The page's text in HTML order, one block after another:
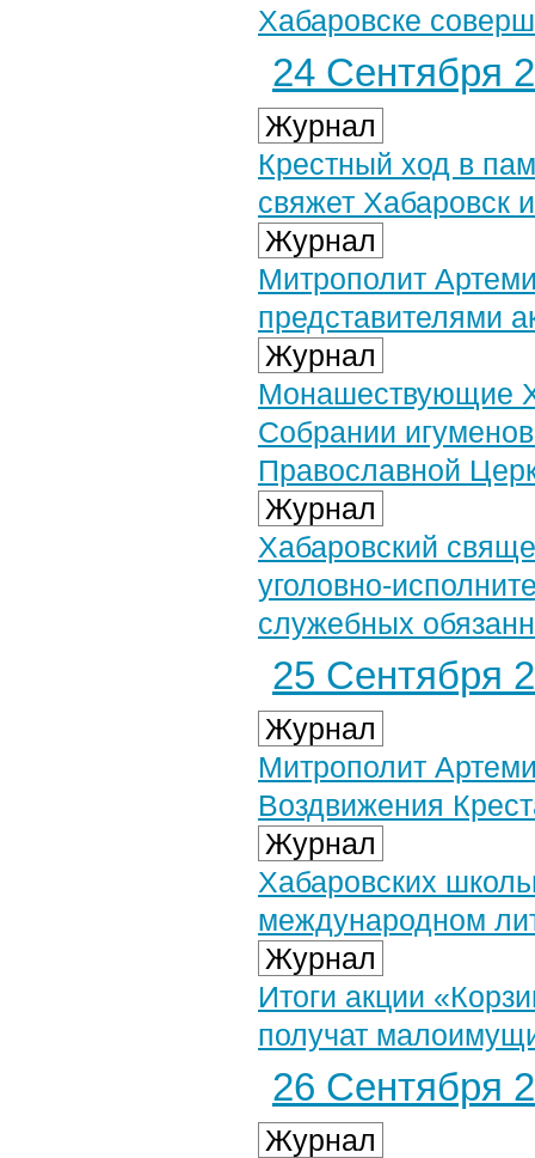
Хабаровске
24 Сентября
Журнал
Крестный ход в
свяжет Хабаровск
Журнал
Митрополит
представителями
Журнал
Монашествующие
Собрании
Православной
Журнал
Хабаровский
уголовно-
служебных
25 Сентября
Журнал
Митрополит
Воздвижения
Журнал
Хабаровских
международном
Журнал
Итоги акции
получат
26 Сентября
Журнал